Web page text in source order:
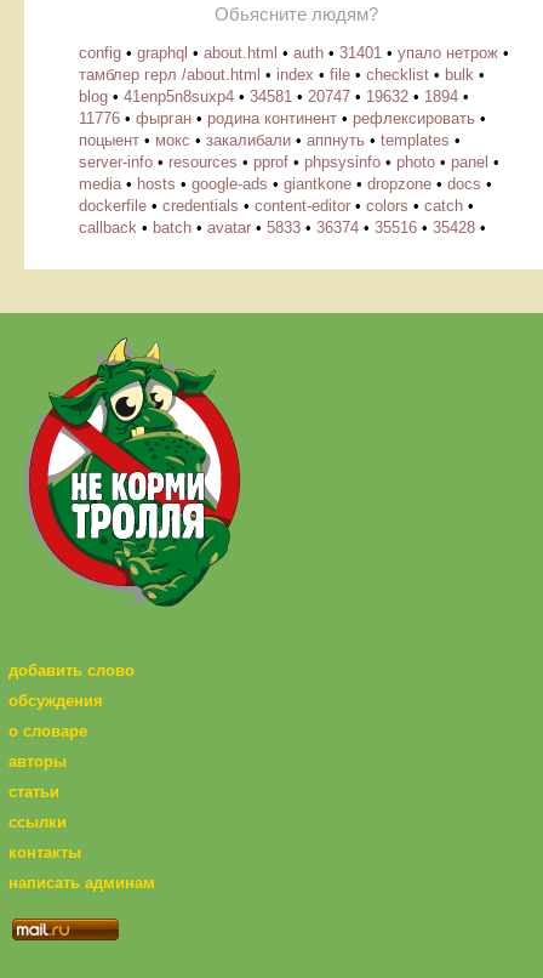
Обьясните людям?
config • graphql • about.html • auth • 31401 • упало нетрож •
тамблер герл /about.html • index • file • checklist • bulk •
blog • 41enp5n8suxp4 • 34581 • 20747 • 19632 • 1894 •
11776 • фырган • родина континент • рефлексировать •
поцыент • мокс • закалибали • аппнуть • templates •
server-info • resources • pprof • phpsysinfo • photo • panel •
media • hosts • google-ads • giantkone • dropzone • docs •
dockerfile • credentials • content-editor • colors • catch •
callback • batch • avatar • 5833 • 36374 • 35516 • 35428 •
добавить слово
обсуждения
о словаре
авторы
статьи
ссылки
контакты
написать админам